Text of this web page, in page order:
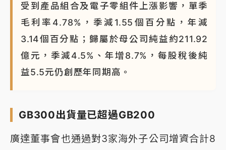
受到產品組合及電子零組件上漲影響，單季
毛利率4.78%，季減1.55個百分點，年減
3.14個百分點；歸屬於母公司純益約211.92
億元，季減4.5%、年增8.7%，每股稅後純
益5.5元仍創歷年同期高。
GB300出貨量已超過GB200
廣達董事會也通過對3家海外子公司增資合計8